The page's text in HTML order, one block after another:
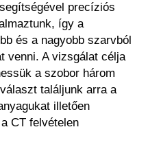
precíziós
így a
és a nagyobb szarvból
venni. A vizsgálat célja
a szobor három
találjunk arra a
illetően
CT felvételen